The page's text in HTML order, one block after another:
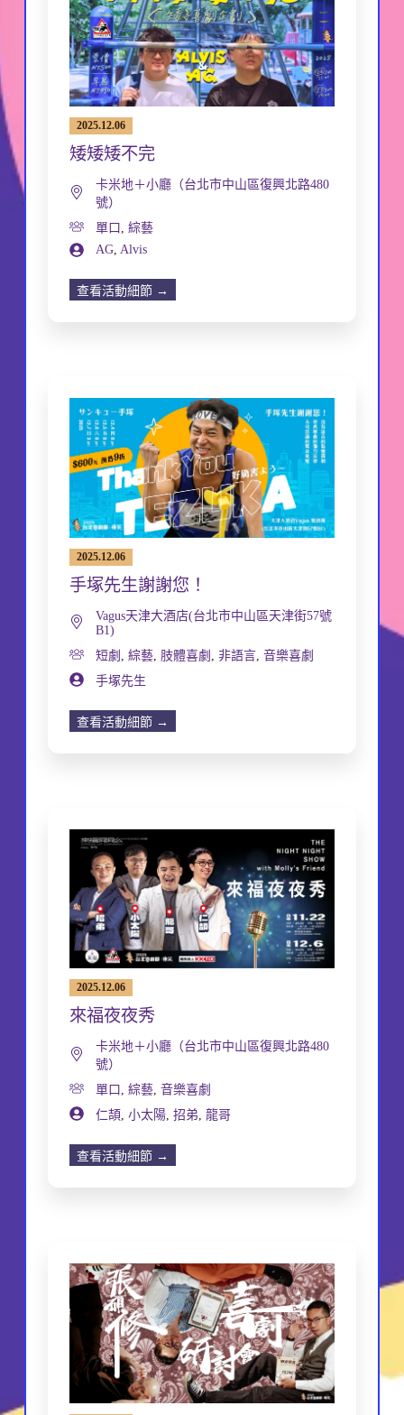
2025.12.06
矮矮矮不完
卡米地＋小廳（台北市中山區復興北路480
號）
單口 , 綜藝
AG, Alvis
查看活動細節 →
2025.12.06
手塚先生謝謝您！
Vagus天津大酒店(台北市中山區天津街57號
B1)
短劇
綜藝, 肢體喜劇 非語言, 音樂喜劇
手塚先生
查看活動細節 →
2025.12.06
來福夜夜秀
卡米地＋小廳（台北市中山區復興北路480
號）
單口 , 綜藝, 音樂喜劇
仁頡, 小太陽, 招弟, 龍哥
查看活動細節 →